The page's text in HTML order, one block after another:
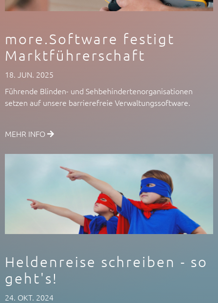
more.Software festigt
Marktführerschaft
18. JUN. 2025
Führende Blinden- und Sehbehindertenorganisationen
setzen auf unsere barrierefreie Verwaltungssoftware.
MEHR INFO
Heldenreise schreiben - so
geht's!
24. OKT. 2024